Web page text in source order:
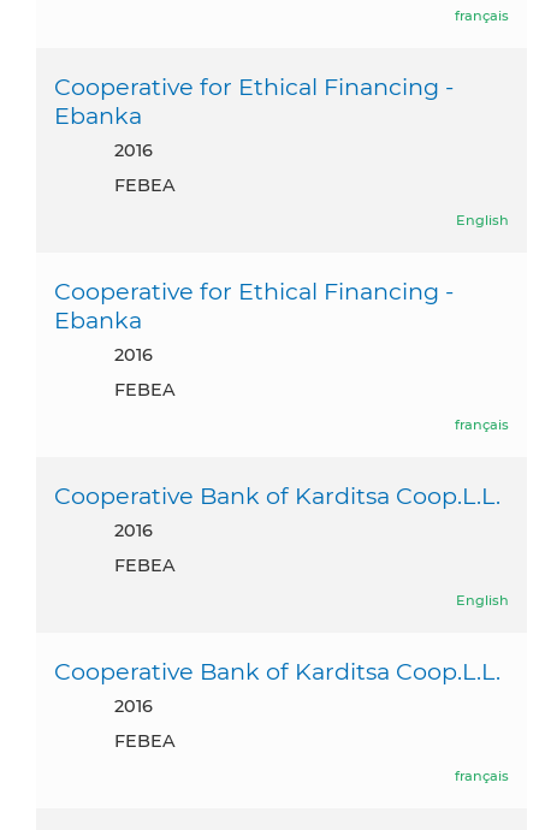
français
Cooperative for Ethical Financing -
Ebanka
2016
FEBEA
English
Cooperative for Ethical Financing -
Ebanka
2016
FEBEA
français
Cooperative Bank of Karditsa Coop.L.L.
2016
FEBEA
English
Cooperative Bank of Karditsa Coop.L.L.
2016
FEBEA
français